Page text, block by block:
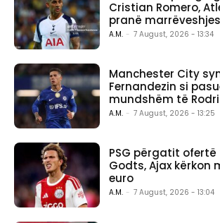
Cristian Romero,
pranë marrëveshjes
A.M. - 7 August, 2026 - 13:34
Manchester City
Fernandezin si
mundshëm të
A.M. - 7 August, 2026 - 13:25
PSG përgatit ofertë
Godts, Ajax kërkon
euro
A.M. - 7 August, 2026 - 13:04